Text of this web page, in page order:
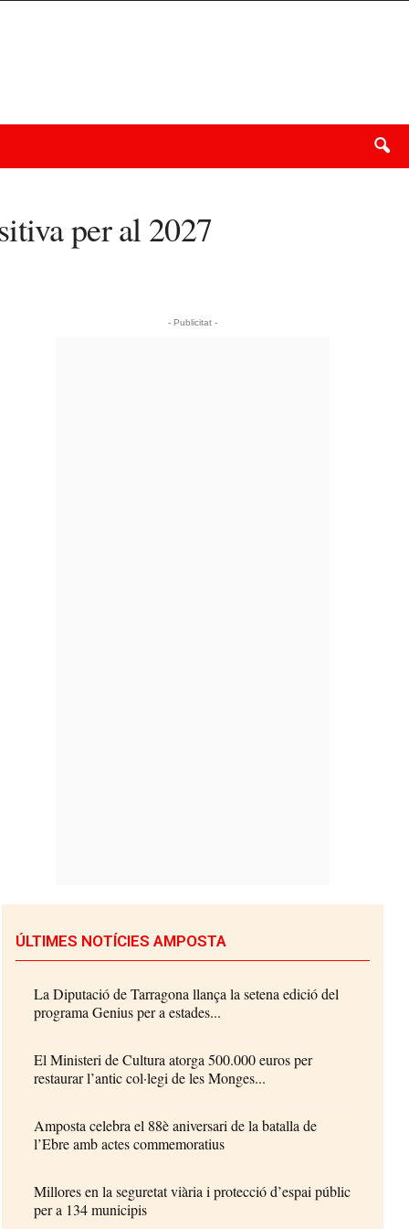
per al 2027
- Publicitat -
ÚLTIMES NOTÍCIES AMPOSTA
La Diputació de Tarragona llança la setena edició del
programa Genius per a estades...
El Ministeri de Cultura atorga 500.000 euros per
restaurar l’antic col·legi de les Monges...
Amposta celebra el 88è aniversari de la batalla de
l’Ebre amb actes commemoratius
Millores en la seguretat viària i protecció d’espai públic
per a 134 municipis